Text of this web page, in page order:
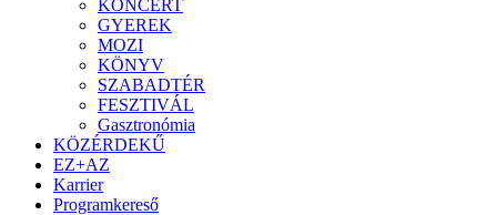
KONCERT
GYEREK
MOZI
KÖNYV
SZABADTÉR
FESZTIVÁL
Gasztronómia
KÖZÉRDEKŰ
EZ+AZ
Karrier
Programkereső